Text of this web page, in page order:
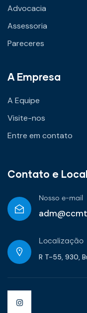
Advocacia
Assessoria
Pareceres
A Empresa
A Equipe
Visite-nos
Entre em contato
Contato e
Nosso e-mail
Localização
R T-55, 930,